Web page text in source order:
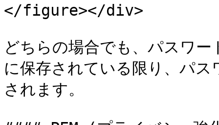
</figure></div>
どちらの場合でも、パスワ
に保存されている限り、パ
されます。